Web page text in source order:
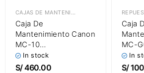
CAJAS DE MANTENIMIENTO REPUESTOS
Caja De
Mantenimiento Canon
MC-10
imagePROGRAF
iPF670 / iPF760 /
In stock
S/460.00
Caja
MC-
/
In
S/